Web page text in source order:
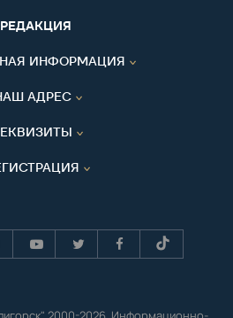
РЕДАКЦИЯ
ИНФОРМАЦИЯ
АДРЕС